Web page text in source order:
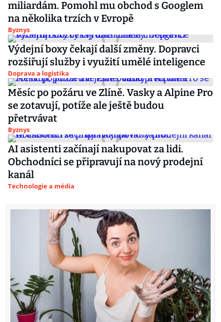
miliardám. Pomohl mu obchod s Googlem
na několika trzích v Evropě
Byznys
Výdejní boxy čekají další změny. Dopravci
rozšiřují služby i využití umělé inteligence
Doprava a logistika
Měsíc po požáru ve Zlíně. Vasky a Alpine Pro
se zotavují, potíže ale ještě budou
přetrvávat
Byznys
AI asistenti začínají nakupovat za lidi.
Obchodníci se připravují na nový prodejní
kanál
Technologie a média